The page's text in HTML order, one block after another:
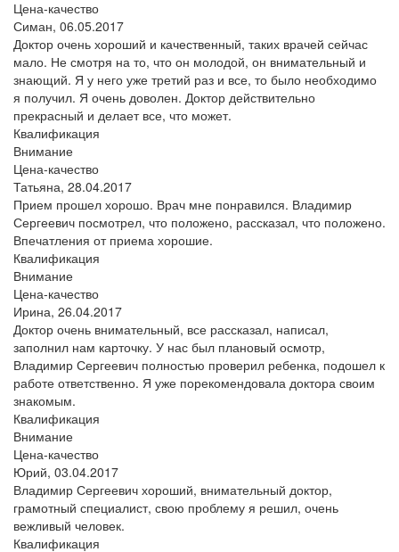
Цена-качество
Симан, 06.05.2017
Доктор очень хороший и качественный, таких врачей сейчас
мало. Не смотря на то, что он молодой, он внимательный и
знающий. Я у него уже третий раз и все, то было необходимо
я получил. Я очень доволен. Доктор действительно
прекрасный и делает все, что может.
Квалификация
Внимание
Цена-качество
Татьяна, 28.04.2017
Прием прошел хорошо. Врач мне понравился. Владимир
Сергеевич посмотрел, что положено, рассказал, что положено.
Впечатления от приема хорошие.
Квалификация
Внимание
Цена-качество
Ирина, 26.04.2017
Доктор очень внимательный, все рассказал, написал,
заполнил нам карточку. У нас был плановый осмотр,
Владимир Сергеевич полностью проверил ребенка, подошел к
работе ответственно. Я уже порекомендовала доктора своим
знакомым.
Квалификация
Внимание
Цена-качество
Юрий, 03.04.2017
Владимир Сергеевич хороший, внимательный доктор,
грамотный специалист, свою проблему я решил, очень
вежливый человек.
Квалификация